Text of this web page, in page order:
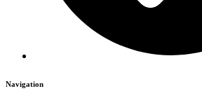
Navigation